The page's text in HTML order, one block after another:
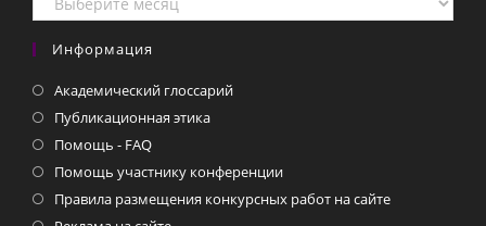
СМИ
Информация
Академический глоссарий
Публикационная этика
Помощь - FAQ
Помощь участнику конференции
Правила размещения конкурсных работ на сайте